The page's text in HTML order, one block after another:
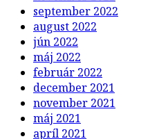
september 2022
august 2022
jún 2022
máj 2022
február 2022
december 2021
november 2021
máj 2021
apríl 2021